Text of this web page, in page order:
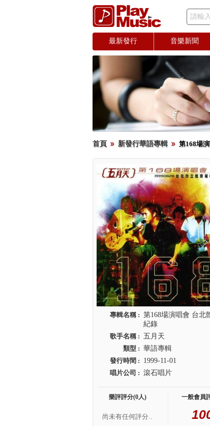
請輸
最新發行 音樂新聞
首頁 新發行華語專輯 第168場
專輯名稱 : 第168場演唱會 台北
紀錄
歌手名稱 : 五月天
類型 : 華語專輯
發行時間 : 1999-11-01
唱片公司 : 滾石唱片
樂評評分(0人)
尚未有任何評分..
一般會員